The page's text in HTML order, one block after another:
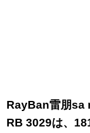
RayBan雷朋sa
RB 3029は、